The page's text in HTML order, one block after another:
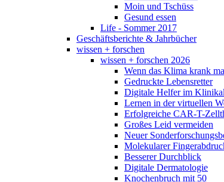
Moin und Tschüss
Gesund essen
Life - Sommer 2017
Geschäftsberichte & Jahrbücher
wissen + forschen
wissen + forschen 2026
Wenn das Klima krank
Gedruckte Lebensretter
Digitale Helfer im
Lernen in der virtuellen
Erfolgreiche CAR-T-
Großes Leid vermeiden
Neuer
Molekularer
Besserer Durchblick
Digitale Dermatologie
Knochenbruch mit 50